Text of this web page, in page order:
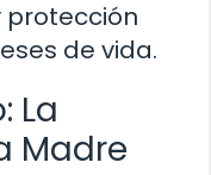
protección
de vida.
La
Madre